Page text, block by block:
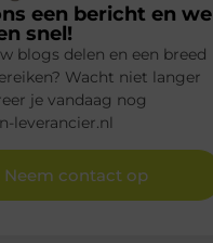
een bericht en we
snel!
blogs delen en een breed
Wacht niet langer
je vandaag nog
leverancier.nl
Neem contact op